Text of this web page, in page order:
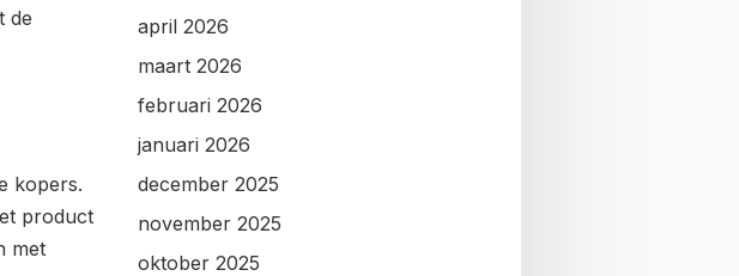
de
kopers.
product
met
april 2026
maart 2026
februari 2026
januari 2026
december 2025
november 2025
oktober 2025